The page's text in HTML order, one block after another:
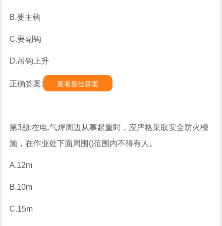
B.要主钩
C.要副钩
D.吊钩上升
正确答案: 查看最佳答案
第3题:在电.气焊周边从事起重时，应严格采取安全防火槽
施，在作业处下面周围()范围内不得有人。
A.12m
B.10m
C.15m